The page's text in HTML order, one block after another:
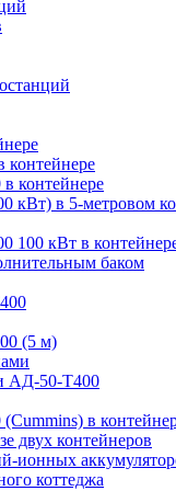
контейнере
кВт) в 5-метровом
100 кВт в
баком
(5 м)
АД-50-Т400
в
двух контейнеров
ионных
коттеджа